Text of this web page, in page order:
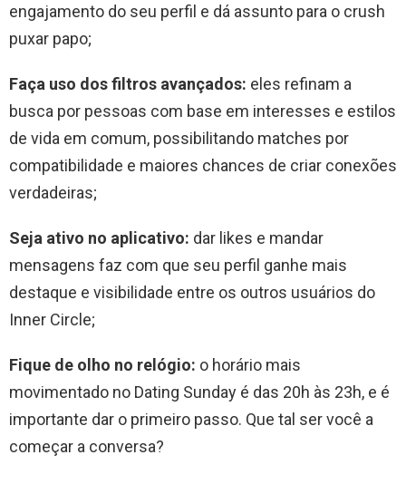
engajamento do seu perfil e dá assunto para o crush
puxar papo;
Faça uso dos filtros avançados: eles refinam a
busca por pessoas com base em interesses e estilos
de vida em comum, possibilitando matches por
compatibilidade e maiores chances de criar conexões
verdadeiras;
Seja ativo no aplicativo: dar likes e mandar
mensagens faz com que seu perfil ganhe mais
destaque e visibilidade entre os outros usuários do
Inner Circle;
Fique de olho no relógio: o horário mais
movimentado no Dating Sunday é das 20h às 23h, e é
importante dar o primeiro passo. Que tal ser você a
começar a conversa?